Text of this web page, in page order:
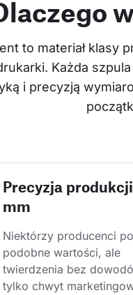
to materiał klasy
Każda
i precyzją
Precyzja
mm
Niektórzy producenci
podobne wartości, ale
twierdzenia bez
tylko chwyt